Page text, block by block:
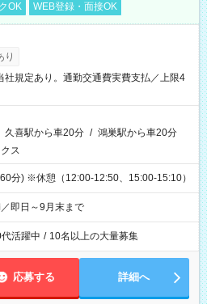
OK WEB登録・面接OK
り
社規定あり。通勤交通費実費支払／上限4
久喜駅から車20分 / 鴻巣駅から車20分
ス
分) ※休憩（12:00-12:50、15:00-15:10）
即日～9月末まで
活躍中 / 10名以上の大量募集
応募する 詳細へ